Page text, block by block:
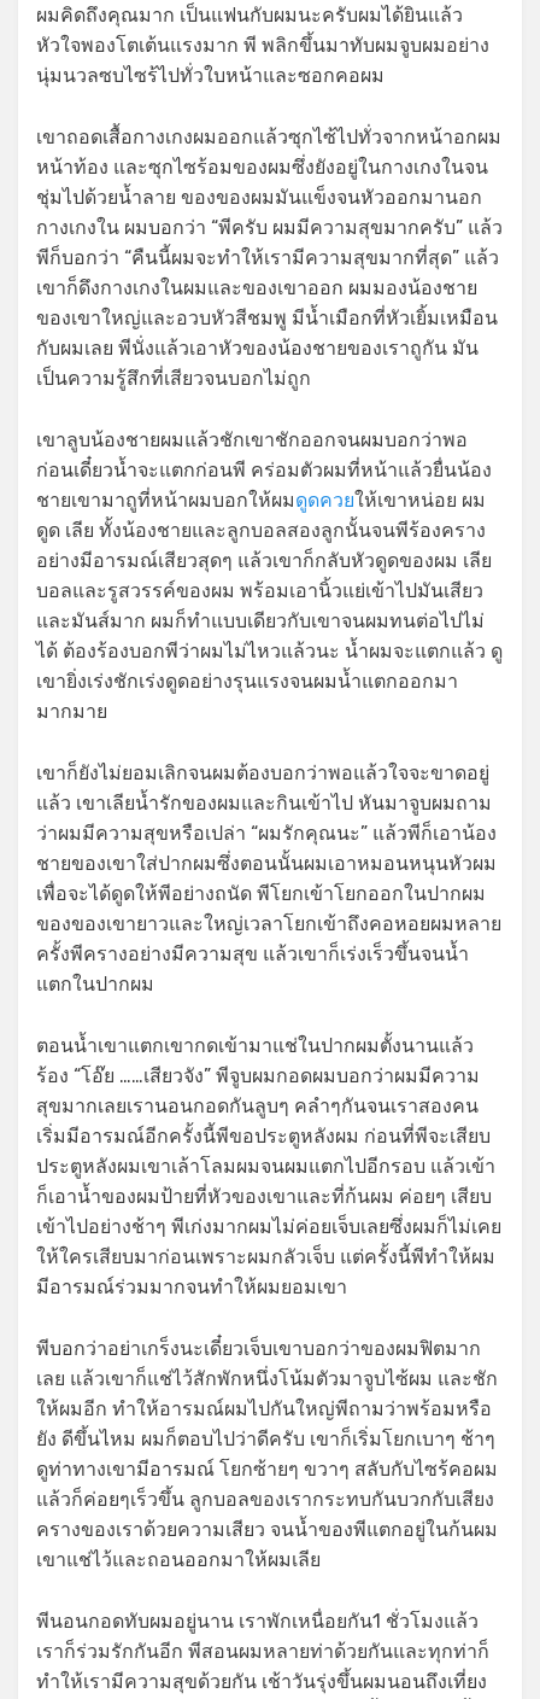
ผมคิดถึงคุณมาก เป็นแฟนกับผมนะครับผมได้ยินแล้ว
หัวใจพองโตเต้นแรงมาก พี พลิกขึ้นมาทับผมจูบผมอย่าง
นุ่มนวลซบไซร้ไปทั่วใบหน้าและซอกคอผม
เขาถอดเสื้อกางเกงผมออกแล้วซุกไซ้ไปทั่วจากหน้าอกผม
หน้าท้อง และซุกไซร้อมของผมซึ่งยังอยู่ในกางเกงในจน
ชุ่มไปด้วยน้ำลาย ของของผมมันแข็งจนหัวออกมานอก
กางเกงใน ผมบอกว่า “พีครับ ผมมีความสุขมากครับ” แล้ว
พีก็บอกว่า “คืนนี้ผมจะทำให้เรามีความสุขมากที่สุด” แล้ว
เขาก็ดึงกางเกงในผมและของเขาออก ผมมองน้องชาย
ของเขาใหญ่และอวบหัวสีชมพู มีน้ำเมือกที่หัวเยิ้มเหมือน
กับผมเลย พีนั่งแล้วเอาหัวของน้องชายของเราถูกัน มัน
เป็นความรู้สึกที่เสียวจนบอกไม่ถูก
เขาลูบน้องชายผมแล้วชักเขาชักออกจนผมบอกว่าพอ
ก่อนเดี๋ยวน้ำจะแตกก่อนพี คร่อมตัวผมที่หน้าแล้วยื่นน้อง
ชายเขามาถูที่หน้าผมบอกให้ผมดูดควยให้เขาหน่อย ผม
ดูด เลีย ทั้งน้องชายและลูกบอลสองลูกนั้นจนพีร้องคราง
อย่างมีอารมณ์เสียวสุดๆ แล้วเขาก็กลับหัวดูดของผม เลีย
บอลและรูสวรรค์ของผม พร้อมเอานิ้วแย่เข้าไปมันเสียว
และมันส์มาก ผมก็ทำแบบเดียวกับเขาจนผมทนต่อไปไม่
ได้ ต้องร้องบอกพีว่าผมไม่ไหวแล้วนะ น้ำผมจะแตกแล้ว ดู
เขายิ่งเร่งชักเร่งดูดอย่างรุนแรงจนผมน้ำแตกออกมา
มากมาย
เขาก็ยังไม่ยอมเลิกจนผมต้องบอกว่าพอแล้วใจจะขาดอยู่
แล้ว เขาเลียน้ำรักของผมและกินเข้าไป หันมาจูบผมถาม
ว่าผมมีความสุขหรือเปล่า “ผมรักคุณนะ” แล้วพีก็เอาน้อง
ชายของเขาใส่ปากผมซึ่งตอนนั้นผมเอาหมอนหนุนหัวผม
เพื่อจะได้ดูดให้พีอย่างถนัด พีโยกเข้าโยกออกในปากผม
ของของเขายาวและใหญ่เวลาโยกเข้าถึงคอหอยผมหลาย
ครั้งพีครางอย่างมีความสุข แล้วเขาก็เร่งเร็วขึ้นจนน้ำ
แตกในปากผม
ตอนน้ำเขาแตกเขากดเข้ามาแช่ในปากผมตั้งนานแล้ว
ร้อง “โอ๊ย ……เสียวจัง” พีจูบผมกอดผมบอกว่าผมมีความ
สุขมากเลยเรานอนกอดกันลูบๆ คลำๆกันจนเราสองคน
เริ่มมีอารมณ์อีกครั้งนี้พีขอประตูหลังผม ก่อนที่พีจะเสียบ
ประตูหลังผมเขาเล้าโลมผมจนผมแตกไปอีกรอบ แล้วเข้า
ก็เอาน้ำของผมป้ายที่หัวของเขาและที่ก้นผม ค่อยๆ เสียบ
เข้าไปอย่างช้าๆ พีเก่งมากผมไม่ค่อยเจ็บเลยซึ่งผมก็ไม่เคย
ให้ใครเสียบมาก่อนเพราะผมกลัวเจ็บ แต่ครั้งนี้พีทำให้ผม
มีอารมณ์ร่วมมากจนทำให้ผมยอมเขา
พีบอกว่าอย่าเกร็งนะเดี๋ยวเจ็บเขาบอกว่าของผมฟิตมาก
เลย แล้วเขาก็แช่ไว้สักพักหนึ่งโน้มตัวมาจูบไซ้ผม และชัก
ให้ผมอีก ทำให้อารมณ์ผมไปกันใหญ่พีถามว่าพร้อมหรือ
ยัง ดีขึ้นไหม ผมก็ตอบไปว่าดีครับ เขาก็เริ่มโยกเบาๆ ช้าๆ
ดูท่าทางเขามีอารมณ์ โยกซ้ายๆ ขวาๆ สลับกับไซร้คอผม
แล้วก็ค่อยๆเร็วขึ้น ลูกบอลของเรากระทบกันบวกกับเสียง
ครางของเราด้วยความเสียว จนน้ำของพีแตกอยู่ในก้นผม
เขาแช่ไว้และถอนออกมาให้ผมเลีย
พีนอนกอดทับผมอยู่นาน เราพักเหนื่อยกัน1 ชั่วโมงแล้ว
เราก็ร่วมรักกันอีก พีสอนผมหลายท่าด้วยกันและทุกท่าก็
ทำให้เรามีความสุขด้วยกัน เช้าวันรุ่งขึ้นผมนอนถึงเที่ยง